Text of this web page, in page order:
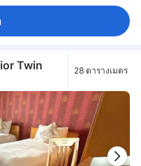
Twin
28 ตารางเมตร